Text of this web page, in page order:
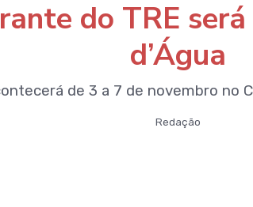
do TRE
d’Água
de 3 a 7 de novembro no
Redação